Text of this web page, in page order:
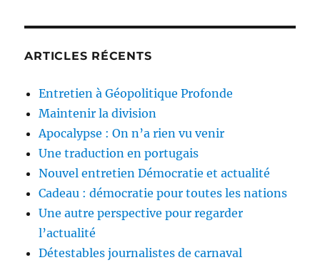
ARTICLES RÉCENTS
Entretien à Géopolitique Profonde
Maintenir la division
Apocalypse : On n’a rien vu venir
Une traduction en portugais
Nouvel entretien Démocratie et actualité
Cadeau : démocratie pour toutes les nations
Une autre perspective pour regarder
l’actualité
Détestables journalistes de carnaval